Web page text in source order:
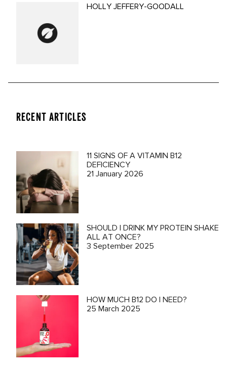
HOLLY JEFFERY-GOODALL
RECENT ARTICLES
11 SIGNS OF A VITAMIN B12
DEFICIENCY
21 January 2026
SHOULD I DRINK MY PROTEIN SHAKE
ALL AT ONCE?
3 September 2025
HOW MUCH B12 DO I NEED?
25 March 2025